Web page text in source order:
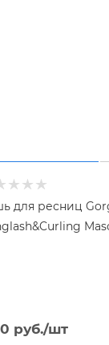
для ресниц
руб./шт